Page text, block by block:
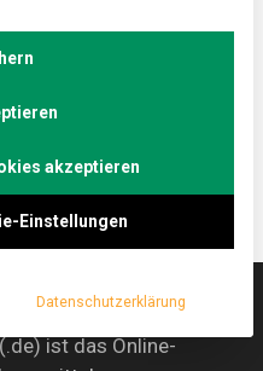
aus
Süßigkeiten aus
alles andere als
(.de) ist das Online-
akzeptieren
Einstellungen
Datenschutzerklärung